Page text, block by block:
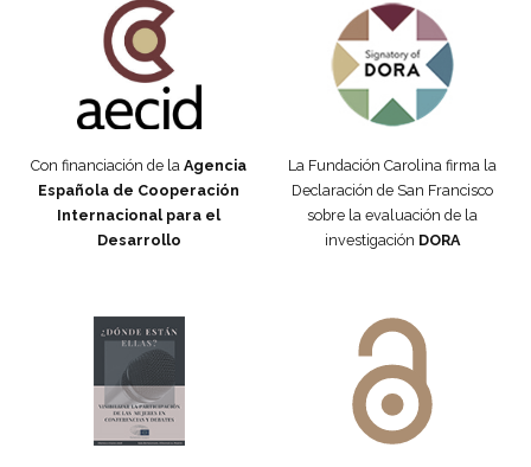
Con financiación de la Agencia
Española de Cooperación
Internacional para el
Desarrollo
La Fundación Carolina firma la
Declaración de San Francisco
sobre la evaluación de la
investigación DORA